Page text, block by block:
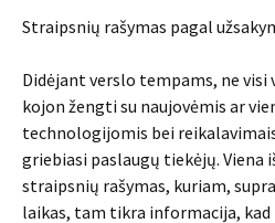
Straipsnių rašymas pagal
Didėjant verslo tempams, ne visi
kojon žengti su naujovėmis ar
technologijomis bei
griebiasi paslaugų tiekėjų. Viena
straipsnių rašymas, kuriam,
laikas, tam tikra informacija,